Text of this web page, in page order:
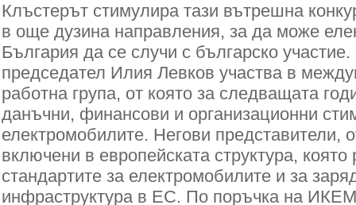
Клъстерът стимулира тази вътрешна
в още дузина направления, за да може
България да се случи с българско
председател Илия Левков участва в
работна група, от която за следващата
данъчни, финансови и организационни
електромобилите. Негови представители,
включени в европейската структура, която
стандартите за електромобилите и за
инфраструктура в ЕС. По поръчка на